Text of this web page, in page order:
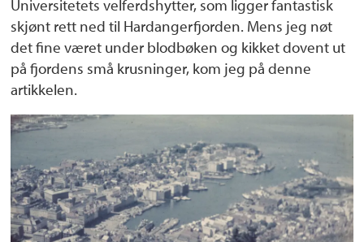
Universitetets velferdshytter, som ligger fantastisk
skjønt rett ned til Hardangerfjorden. Mens jeg nøt
det fine været under blodbøken og kikket dovent ut
på fjordens små krusninger, kom jeg på denne
artikkelen.